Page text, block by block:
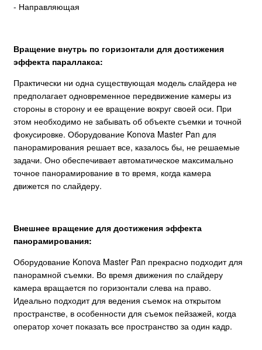
- Направляющая
Вращение внутрь по горизонтали для достижения
эффекта параллакса:
Практически ни одна существующая модель слайдера не
предполагает одновременное передвижение камеры из
стороны в сторону и ее вращение вокруг своей оси. При
этом необходимо не забывать об объекте съемки и точной
фокусировке. Оборудование Konova Master Pan для
панорамирования решает все, казалось бы, не решаемые
задачи. Оно обеспечивает автоматическое максимально
точное панорамирование в то время, когда камера
движется по слайдеру.
Внешнее вращение для достижения эффекта
панорамирования:
Оборудование Konova Master Pan прекрасно подходит для
панорамной съемки. Во время движения по слайдеру
камера вращается по горизонтали слева на право.
Идеально подходит для ведения съемок на открытом
пространстве, в особенности для съемок пейзажей, когда
оператор хочет показать все пространство за один кадр.